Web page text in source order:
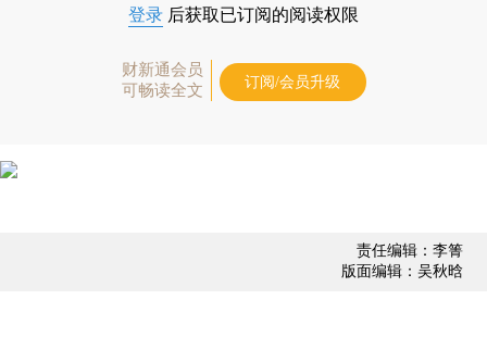
登录 后获取已订阅的阅读权限
财新通会员
可畅读全文
订阅/会员升级
责任编辑：李箐
版面编辑：吴秋晗